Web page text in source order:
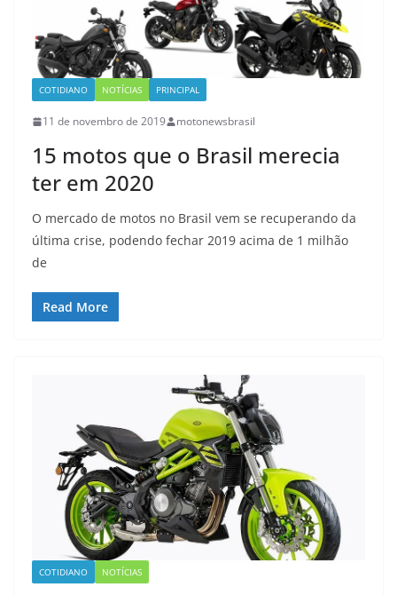
COTIDIANO NOTÍCIAS PRINCIPAL
11 de novembro de 2019 motonewsbrasil
15 motos que o Brasil merecia
ter em 2020
O mercado de motos no Brasil vem se recuperando da
última crise, podendo fechar 2019 acima de 1 milhão
de
Read More
COTIDIANO NOTÍCIAS